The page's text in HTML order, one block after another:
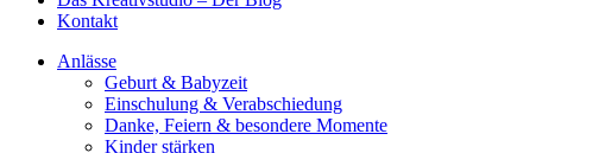
Kontakt
Anlässe
Geburt & Babyzeit
Einschulung & Verabschiedung
Danke, Feiern & besondere Momente
Kinder stärken